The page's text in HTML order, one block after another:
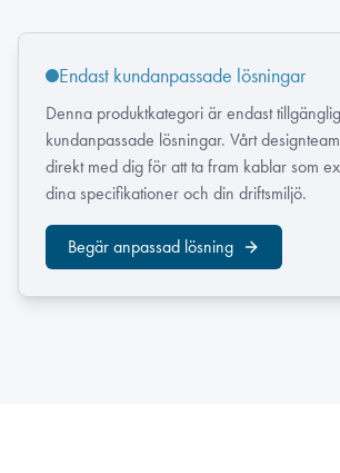
Endast kundanpassade lösningar
Denna produktkategori är endast
kundanpassade lösningar. Vårt
direkt med dig för att ta fram kablar som
dina specifikationer och din driftsmiljö.
Begär anpassad lösning